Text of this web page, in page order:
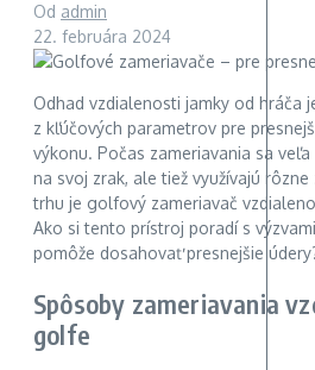
Od admin
22. februára 2024
Odhad vzdialenosti jamky od hráča
z kľúčových parametrov pre
výkonu. Počas zameriavania sa
na svoj zrak, ale tiež využívajú
trhu je golfový zameriavač
Ako si tento prístroj poradí s
pomôže dosahovať presnejšie
Spôsoby zameriavania
golfe